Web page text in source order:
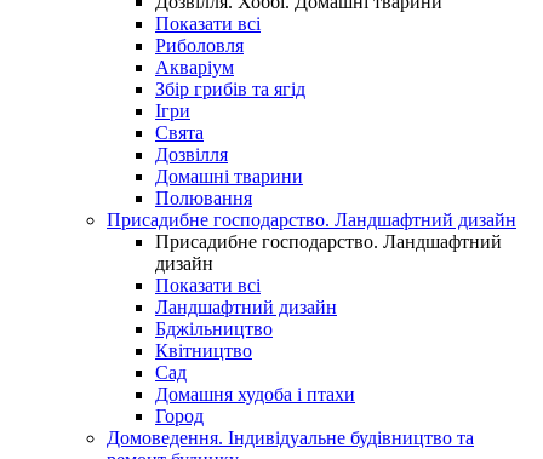
Показати всі
Риболовля
Акваріум
Збір грибів та ягід
Ігри
Свята
Дозвілля
Домашні тварини
Полювання
Присадибне господарство. Ландшафтний дизайн
Присадибне господарство. Ландшафтний
дизайн
Показати всі
Ландшафтний дизайн
Бджільництво
Квітництво
Сад
Домашня худоба і птахи
Город
Домоведення. Індивідуальне будівництво та